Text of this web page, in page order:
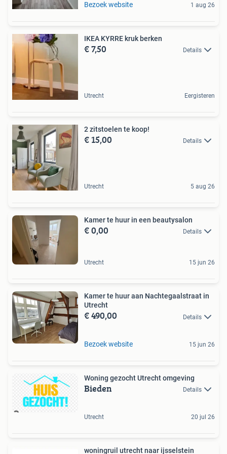
Bezoek website 1 aug 26
IKEA KYRRE kruk berken
€ 7,50 Details
Utrecht Eergisteren
2 zitstoelen te koop!
€ 15,00 Details
Utrecht 5 aug 26
Kamer te huur in een beautysalon
€ 0,00 Details
Utrecht 15 jun 26
Kamer te huur aan Nachtegaalstraat in
Utrecht
€ 490,00 Details
Bezoek website 15 jun 26
Woning gezocht Utrecht omgeving
Bieden Details
Utrecht 20 jul 26
woningruil utrecht naar ijsselstein